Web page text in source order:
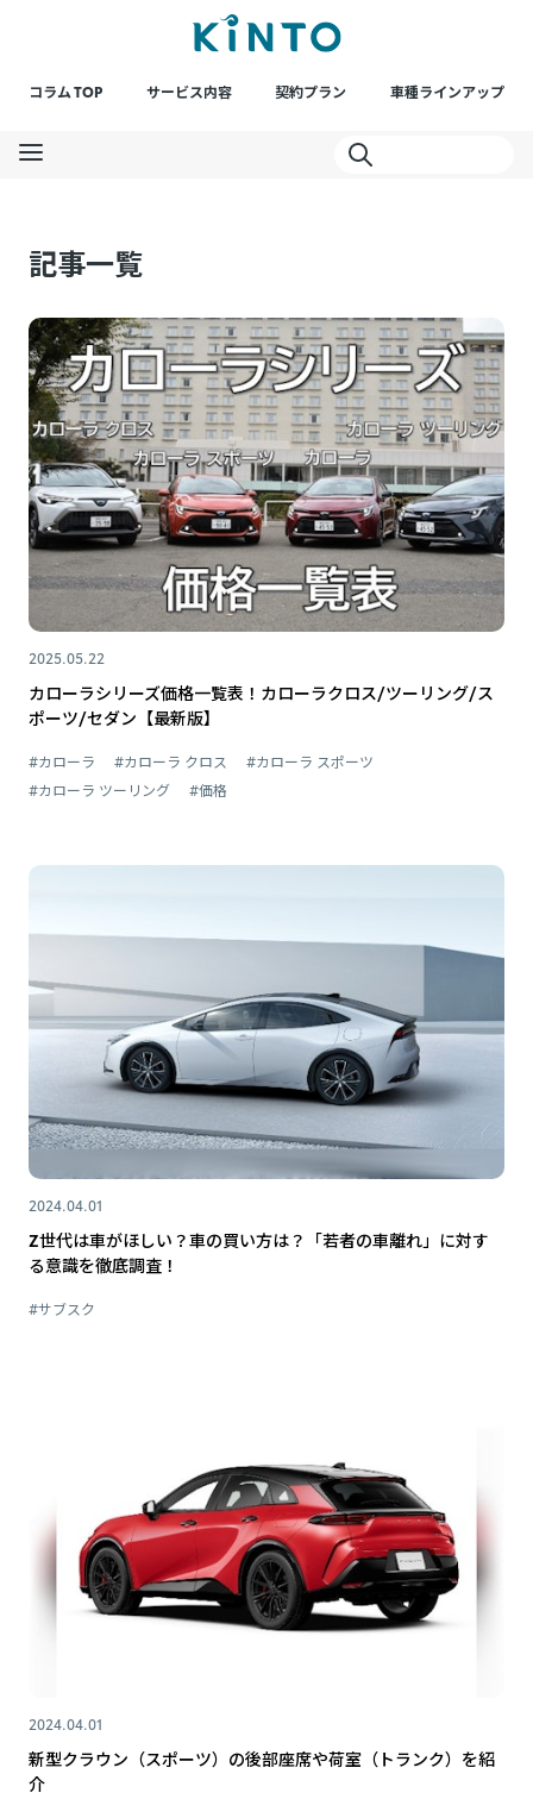
コラム TOP サービス内容 契約プラン 車種ラインアップ
記事一覧
2025.05.22
カローラシリーズ価格一覧表！カローラクロス/ツーリング/ス
ポーツ/セダン【最新版】
#カローラ #カローラ クロス
#カローラ スポーツ
#カローラ ツーリング
#価格
2024.04.01
Z世代は車がほしい？車の買い方は？「若者の車離れ」に対す
る意識を徹底調査！
#サブスク
2024.04.01
新型クラウン（スポーツ）の後部座席や荷室（トランク）を紹
介